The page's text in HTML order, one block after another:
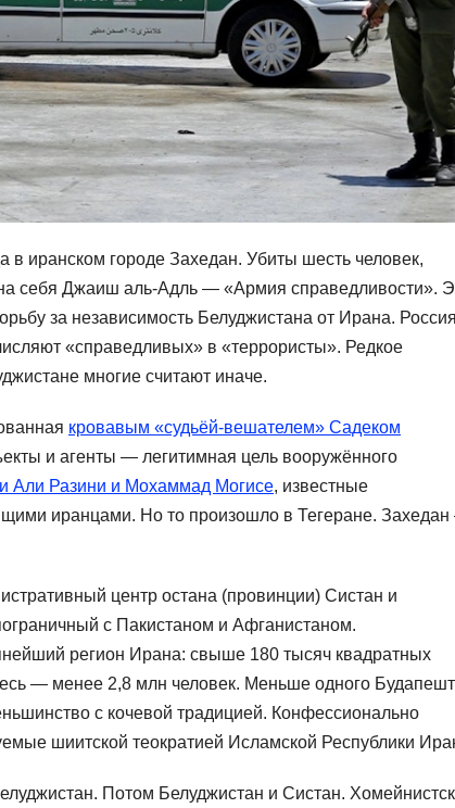
в иранском городе Захедан. Убиты шесть человек,
себя Джаиш аль-Адль — «Армия справедливости».
за независимость Белуджистана от Ирана.
«справедливых» в «террористы». Редкое
многие считают иначе.
кровавым «судьёй-вешателем» Садеком
и агенты — легитимная цель вооружённого
Али Разини и Мохаммад Могисе, известные
иранцами. Но то произошло в Тегеране.
центр остана (провинции) Систан и
с Пакистаном и Афганистаном.
регион Ирана: свыше 180 тысяч квадратных
— менее 2,8 млн человек. Меньше одного
с кочевой традицией. Конфессионально
шиитской теократией Исламской Республики
Потом Белуджистан и Систан.